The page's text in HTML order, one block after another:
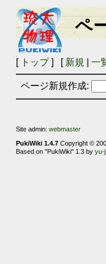
ペ
[ トップ] [ 新規 一
ページ新規作成:
Site admin: webmaster
PukiWiki 1.4.7Copyright ©
Based on "PukiWiki" 1.3 by yu-ji